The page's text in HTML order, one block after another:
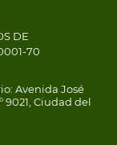
DE
70
Avenida José
9021, Ciudad del